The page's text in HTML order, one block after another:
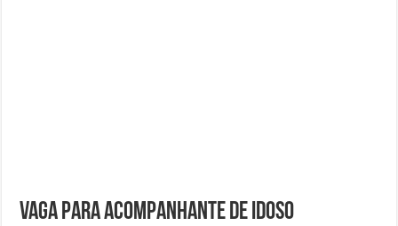
VAGA PARA ACOMPANHANTE DE IDOSO